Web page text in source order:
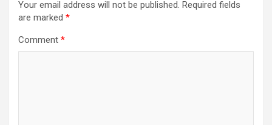
Your email address will not be published. Required fields
are marked *
Comment *